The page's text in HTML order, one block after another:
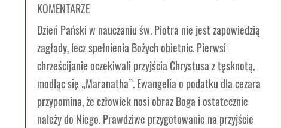
KOMENTARZE
Dzień Pański w nauczaniu św. Piotra nie jest zapowiedzią
zagłady, lecz spełnienia Bożych obietnic. Pierwsi
chrześcijanie oczekiwali przyjścia Chrystusa z tęsknotą,
modląc się „Maranatha”. Ewangelia o podatku dla cezara
przypomina, że człowiek nosi obraz Boga i ostatecznie
należy do Niego. Prawdziwe przygotowanie na przyjście